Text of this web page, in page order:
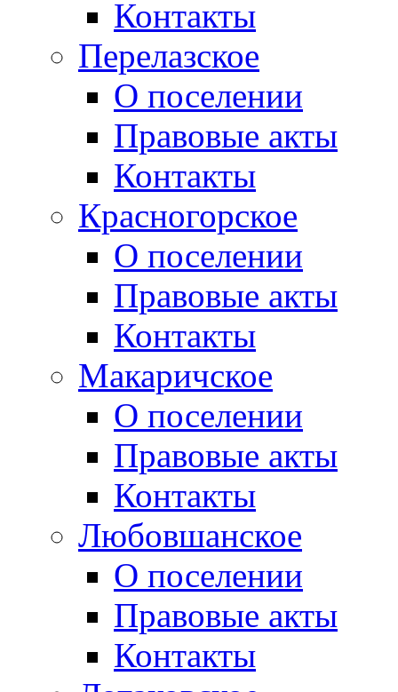
Контакты
Перелазское
О поселении
Правовые акты
Контакты
Красногорское
О поселении
Правовые акты
Контакты
Макаричское
О поселении
Правовые акты
Контакты
Любовшанское
О поселении
Правовые акты
Контакты